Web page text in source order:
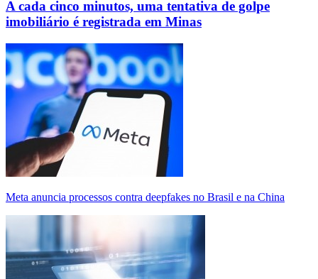
A cada cinco minutos, uma tentativa de golpe
imobiliário é registrada em Minas
Meta anuncia processos contra deepfakes no Brasil e na China